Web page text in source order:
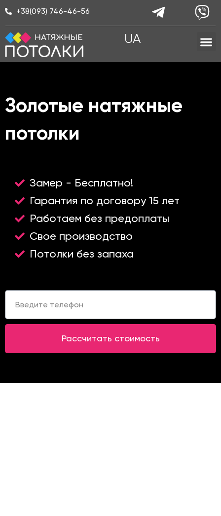
Перейти
содержимому
+38(093) 746-46-56
UA
Золотые натяжные
потолки
Замер - Бесплатно!
Гарантия по договору 15 лет
Работаем без предоплаты
Свое производство
Потолки без запаха
Т
е
н
Рассчитать стоимость